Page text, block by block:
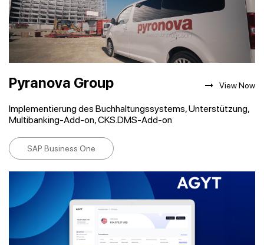
Pyranova Group
Implementierung des Buchhaltungssystems, Unterstützung,
Multibanking-Add-on, CKS.DMS-Add-on
View Now
SAP Business One